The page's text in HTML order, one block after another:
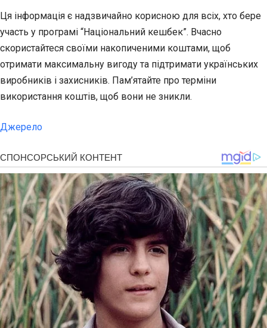
Ця інформація є надзвичайно корисною для всіх, хто бере
участь у програмі “Національний кешбек”. Вчасно
скористайтеся своїми накопиченими коштами, щоб
отримати максимальну вигоду та підтримати українських
виробників і захисників. Пам’ятайте про терміни
використання коштів, щоб вони не зникли.
Джерело